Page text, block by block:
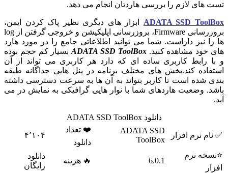
تست های لازم را بررسی هاردتان انجام می دهد.
ADATA SSD ToolBox ابزار های دیگری نظیر پاک کردن ایمن،
بروزرسانی Firmware، بروزرسانی اپلیکیشن و خروجی گرفتن از log
ها را نیز داراست. شما می توانید اطلاعاتی جامع را در مورد هارد
های خود مشاهده کنید.ADATA SSD ToolBoxبسیار کم حجم بوده
و با رابط کاربری ساده ای که دارد هر کاربری می تواند از آن
استفاده کند.بخش های مختلف برنامه در پنل هایی جداگانه طبقه
بندی شده است تا کاربر بتواند به آن ها به سرعت دسترسی داشته
باشد. وضعیت هاردهای شما با نوار هایی گرافیکی به نمایش در می
آید.
دانلود ADATA SSD ToolBox
✅ نام نرم افزار
ADATA SSD
ToolBox
❤️ تعداد
دانلود
۴٬۱۰۴
⭐نسخه نرم
افزار
6.0.1 🔥 هزینه
دانلود
رایگان